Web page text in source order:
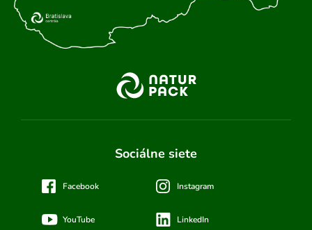
Sociálne siete
Facebook Instagram
YouTube LinkedIn